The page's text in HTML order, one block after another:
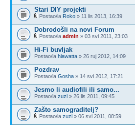
Stari DIY projekti
Postao/la Roko » 11 lis 2013, 16:39
Dobrodošli na novi Forum
Postao/la admin » 03 svi 2011, 23:03
Hi-Fi buvljak
Postao/la hiawatta » 26 ruj 2012, 14:09
Pozdrav
Postao/la Gosha » 14 svi 2012, 17:21
Jesmo li audiofili ili samo...
Postao/la zuzi » 26 lis 2011, 09:45
Zašto samograditelj?
Postao/la zuzi » 06 svi 2011, 08:59